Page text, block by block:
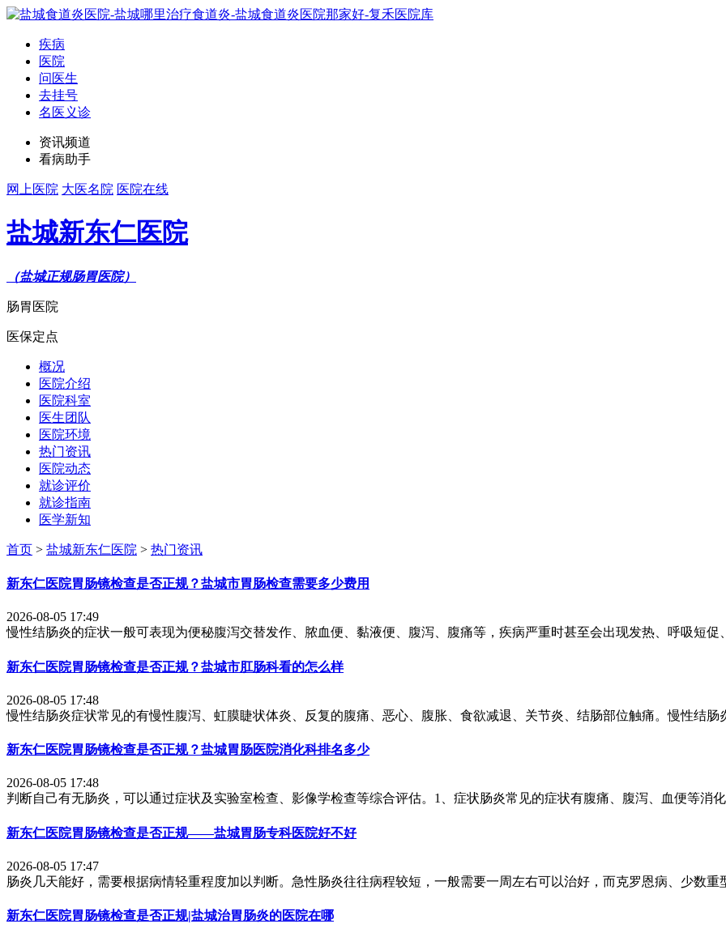
疾病
医院
问医生
去挂号
名医义诊
资讯频道
看病助手
网上医院 大医名院 医院在线
盐城新东仁医院
（盐城正规肠胃医院）
肠胃医院
医保定点
概况
医院介绍
医院科室
医生团队
医院环境
热门资讯
医院动态
就诊评价
就诊指南
医学新知
首页 > 盐城新东仁医院 > 热门资讯
新东仁医院胃肠镜检查是否正规？盐城市胃肠检查需要多少费用
2026-08-05 17:49
慢性结肠炎的症状一般可表现为便秘腹泻交替发作、脓血便、黏液便、腹泻、腹痛等，疾病严重时甚至会出现发热、呼吸短
新东仁医院胃肠镜检查是否正规？盐城市肛肠科看的怎么样
2026-08-05 17:48
慢性结肠炎症状常见的有慢性腹泻、虹膜睫状体炎、反复的腹痛、恶心、腹胀、食欲减退、关节炎、结肠部位触痛。慢性结
新东仁医院胃肠镜检查是否正规？盐城胃肠医院消化科排名多少
2026-08-05 17:48
判断自己有无肠炎，可以通过症状及实验室检查、影像学检查等综合评估。1、症状肠炎常见的症状有腹痛、腹泻、血便等消
新东仁医院胃肠镜检查是否正规——盐城胃肠专科医院好不好
2026-08-05 17:47
肠炎几天能好，需要根据病情轻重程度加以判断。急性肠炎往往病程较短，一般需要一周左右可以治好，而克罗恩病、少数
新东仁医院胃肠镜检查是否正规|盐城治胃肠炎的医院在哪